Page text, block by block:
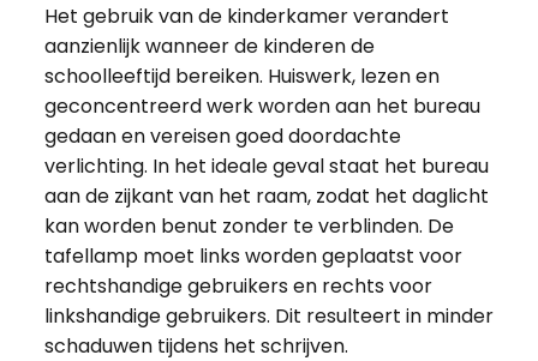
Het gebruik van de kinderkamer verandert
aanzienlijk wanneer de kinderen de
schoolleeftijd bereiken. Huiswerk, lezen en
geconcentreerd werk worden aan het bureau
gedaan en vereisen goed doordachte
verlichting. In het ideale geval staat het bureau
aan de zijkant van het raam, zodat het daglicht
kan worden benut zonder te verblinden. De
tafellamp moet links worden geplaatst voor
rechtshandige gebruikers en rechts voor
linkshandige gebruikers. Dit resulteert in minder
schaduwen tijdens het schrijven.